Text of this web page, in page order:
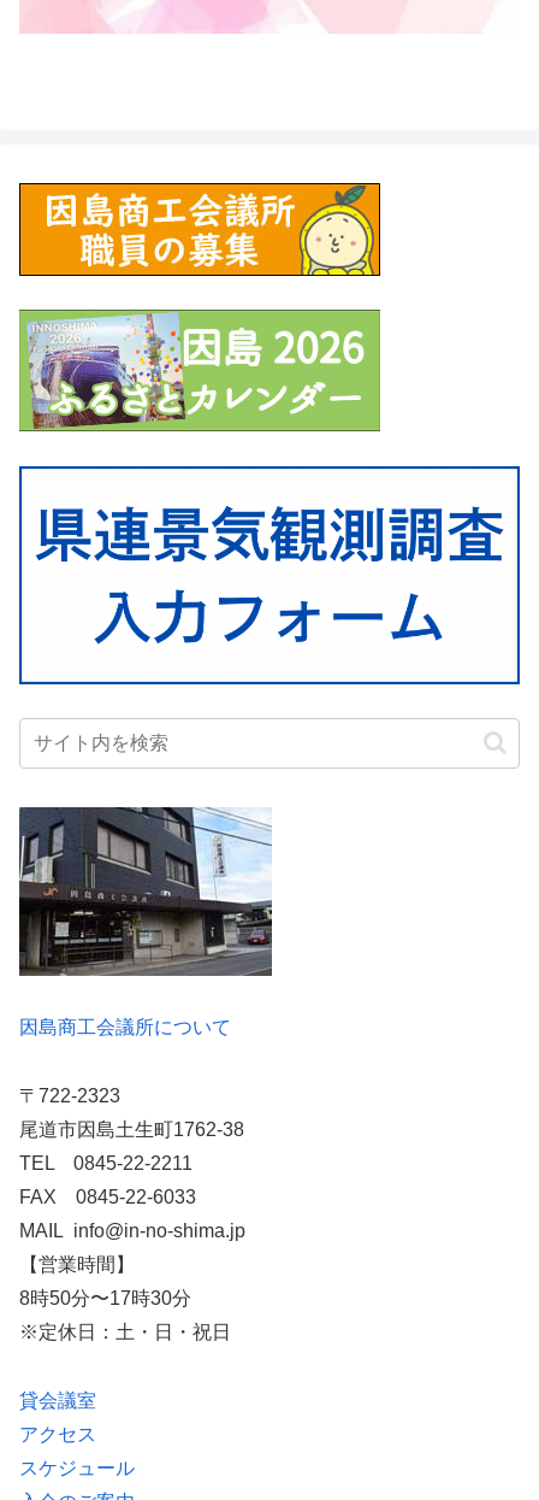
因島商工会議所について
〒722-2323
尾道市因島土生町1762-38
TEL 0845-22-2211
FAX 0845-22-6033
MAIL info@in-no-shima.jp
【営業時間】
8時50分〜17時30分
※定休日：土・日・祝日
貸会議室
アクセス
スケジュール